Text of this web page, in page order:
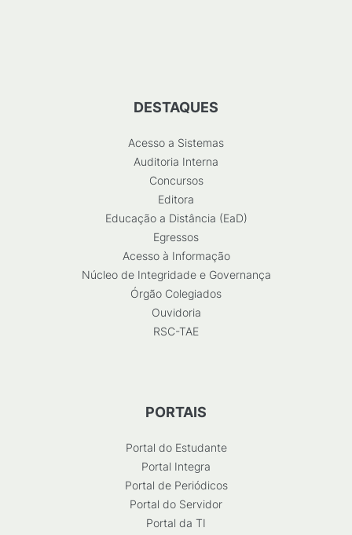
DESTAQUES
Acesso a Sistemas
Auditoria Interna
Concursos
Editora
Educação a Distância (EaD)
Egressos
Acesso à Informação
Núcleo de Integridade e Governança
Órgão Colegiados
Ouvidoria
RSC-TAE
PORTAIS
Portal do Estudante
Portal Integra
Portal de Periódicos
Portal do Servidor
Portal da TI